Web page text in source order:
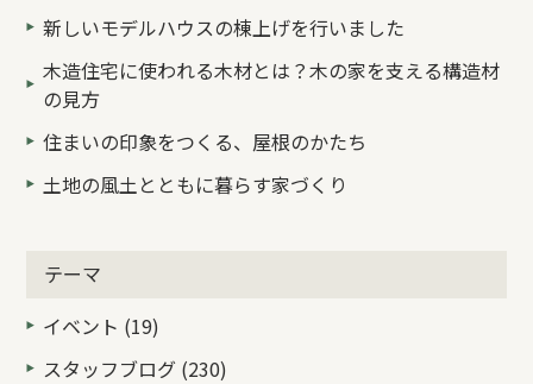
新しいモデルハウスの棟上げを行いました
木造住宅に使われる木材とは？木の家を支える構造材
の見方
住まいの印象をつくる、屋根のかたち
土地の風土とともに暮らす家づくり
テーマ
イベント (19)
スタッフブログ (230)